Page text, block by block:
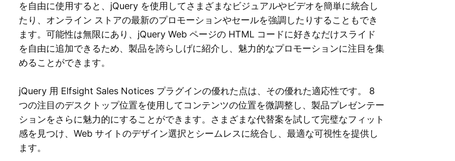
を自由に使用すると、jQuery を使用してさまざまなビジュアルやビデオを簡単に統合し
たり、オンライン ストアの最新のプロモーションやセールを強調したりすることもでき
ます。可能性は無限にあり、jQuery Web ページの HTML コードに好きなだけスライド
を自由に追加できるため、製品を誇らしげに紹介し、魅力的なプロモーションに注目を集
めることができます。
jQuery 用 Elfsight Sales Notices プラグインの優れた点は、その優れた適応性です。 8
つの注目のデスクトップ位置を使用してコンテンツの位置を微調整し、製品プレゼンテー
ションをさらに魅力的にすることができます。さまざまな代替案を試して完璧なフィット
感を見つけ、Web サイトのデザイン選択とシームレスに統合し、最適な可視性を提供し
ます。